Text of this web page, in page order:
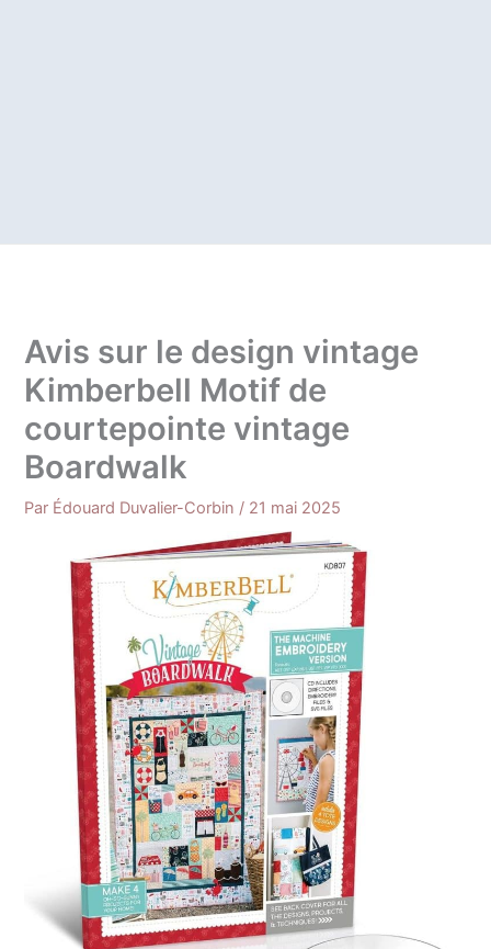
Avis sur le design vintage
Kimberbell Motif de
courtepointe vintage
Boardwalk
Par Édouard Duvalier-Corbin / 21 mai 2025